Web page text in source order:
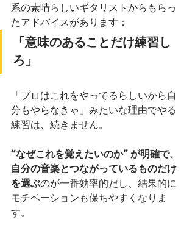
系の素晴らしいギタリストからもらっ
たアドバイスがあります：
「意味のあることだけ練習し
ろ」
「プロはこれをやってるらしいから自
分もやらなきゃ」みたいな理由でやる
練習は、続きません。
“なぜこれを覚えたいのか” が明確で、
自分の音楽とつながっているものだけ
を選ぶのが一番効率的だし、結果的に
モチベーションも保ちやすくなりま
す。